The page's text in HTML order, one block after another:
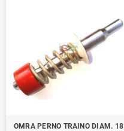
OMRA PERNO TRAINO DIAM. 18